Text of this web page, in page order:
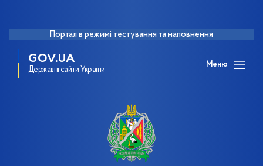
Портал в режимі тестування та наповнення
GOV.UA
Державні сайти України
Меню